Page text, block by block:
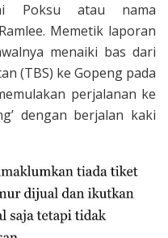
Poksu atau nama
Memetik laporan
menaiki bas dari
(TBS) ke Gopeng pada
perjalanan ke
dengan berjalan kaki